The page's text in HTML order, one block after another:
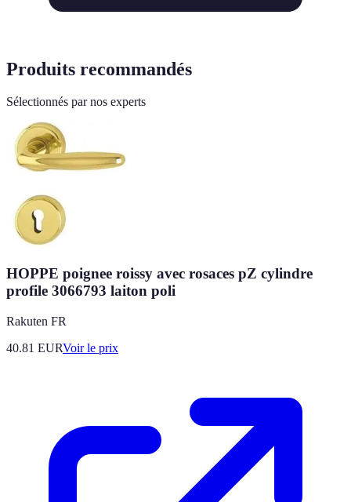
Produits recommandés
Sélectionnés par nos experts
HOPPE poignee roissy avec rosaces pZ cylindre
profile 3066793 laiton poli
Rakuten FR
40.81 EURVoir le prix